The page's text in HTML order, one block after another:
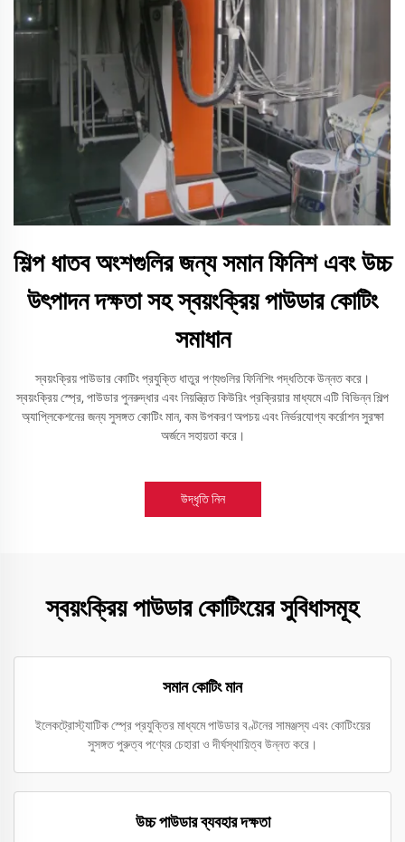
শিল্প ধাতব অংশগুলির জন্য সমান ফিনিশ এবং উচ্চ
উৎপাদন দক্ষতা সহ স্বয়ংক্রিয় পাউডার কোটিং
সমাধান
স্বয়ংক্রিয় পাউডার কোটিং প্রযুক্তি ধাতুর পণ্যগুলির ফিনিশিং পদ্ধতিকে উন্নত করে।
স্বয়ংক্রিয় স্প্রে, পাউডার পুনরুদ্ধার এবং নিয়ন্ত্রিত কিউরিং প্রক্রিয়ার মাধ্যমে এটি বিভিন্ন শিল্প
অ্যাপ্লিকেশনের জন্য সুসঙ্গত কোটিং মান, কম উপকরণ অপচয় এবং নির্ভরযোগ্য কর্রোশন সুরক্ষা
অর্জনে সহায়তা করে।
উদ্ধৃতি নিন
স্বয়ংক্রিয় পাউডার কোটিংয়ের সুবিধাসমূহ
সমান কোটিং মান
ইলেকট্রোস্ট্যাটিক স্প্রে প্রযুক্তির মাধ্যমে পাউডার বণ্টনের সামঞ্জস্য এবং কোটিংয়ের
সুসঙ্গত পুরুত্ব পণ্যের চেহারা ও দীর্ঘস্থায়িত্ব উন্নত করে।
উচ্চ পাউডার ব্যবহার দক্ষতা